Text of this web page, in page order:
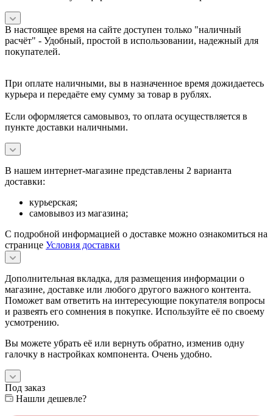
В настоящее время на сайте доступен только "наличный
расчёт" - Удобный, простой в использовании, надежный для
покупателей.
При оплате наличными, вы в назначенное время дожидаетесь
курьера и передаёте ему сумму за товар в рублях.
Если оформляется самовывоз, то оплата осуществляется в
пункте доставки наличными.
В нашем интернет-магазине представлены 2 варианта
доставки:
курьерская;
самовывоз из магазина;
С подробной информацией о доставке можно ознакомиться на
странице Условия доставки
Дополнительная вкладка, для размещения информации о
магазине, доставке или любого другого важного контента.
Поможет вам ответить на интересующие покупателя вопросы
и развеять его сомнения в покупке. Используйте её по своему
усмотрению.
Вы можете убрать её или вернуть обратно, изменив одну
галочку в настройках компонента. Очень удобно.
Под заказ
Нашли дешевле?